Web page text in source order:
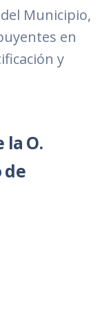
Municipio,
en
y
la O.
de